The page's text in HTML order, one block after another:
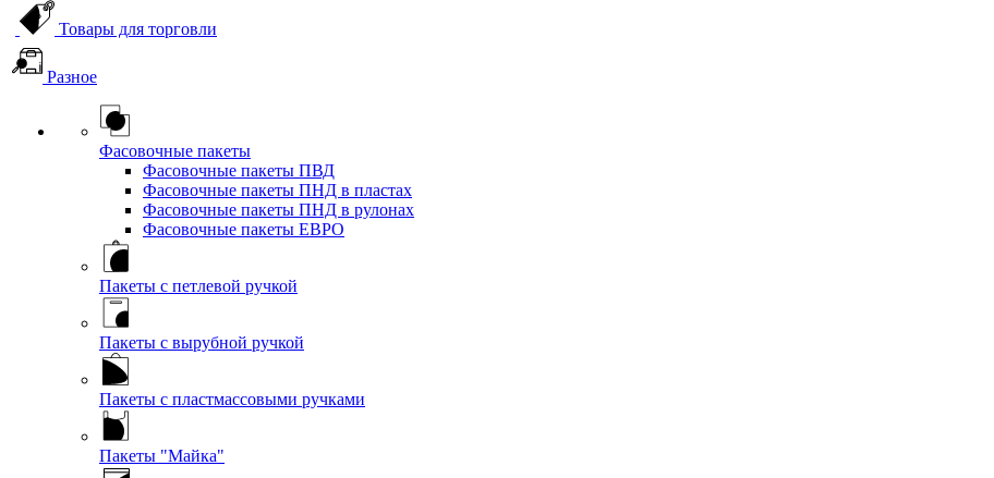
Товары для торговли
Разное
Фасовочные пакеты
Фасовочные пакеты ПВД
Фасовочные пакеты ПНД в пластах
Фасовочные пакеты ПНД в рулонах
Фасовочные пакеты ЕВРО
Пакеты с петлевой ручкой
Пакеты с вырубной ручкой
Пакеты с пластмассовыми ручками
Пакеты "Майка"